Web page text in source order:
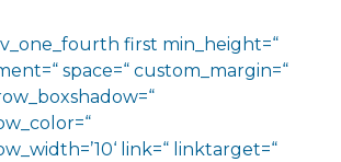
first min_height=“
space=“ custom_margin=“
link=“ linktarget=“